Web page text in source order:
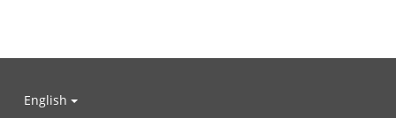
English